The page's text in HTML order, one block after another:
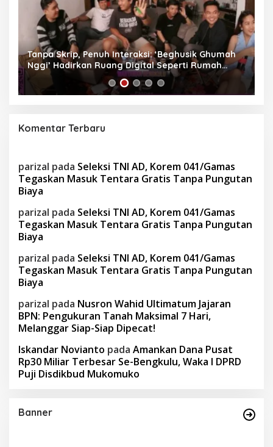
Tanpa Skrip, Penuh Interaksi: ‘Beghusik Ghumah
Nggi’ Hadirkan Ruang Digital Seperti Rumah
Sendiri
Komentar Terbaru
parizal pada Seleksi TNI AD, Korem 041/Gamas
Tegaskan Masuk Tentara Gratis Tanpa Pungutan
Biaya
parizal pada Seleksi TNI AD, Korem 041/Gamas
Tegaskan Masuk Tentara Gratis Tanpa Pungutan
Biaya
parizal pada Seleksi TNI AD, Korem 041/Gamas
Tegaskan Masuk Tentara Gratis Tanpa Pungutan
Biaya
parizal pada Nusron Wahid Ultimatum Jajaran
BPN: Pengukuran Tanah Maksimal 7 Hari,
Melanggar Siap-Siap Dipecat!
Iskandar Novianto pada Amankan Dana Pusat
Rp30 Miliar Terbesar Se-Bengkulu, Waka I DPRD
Puji Disdikbud Mukomuko
Banner